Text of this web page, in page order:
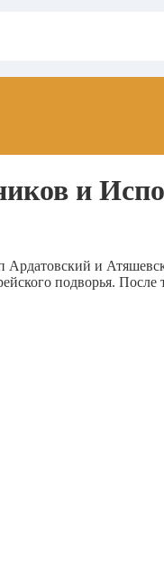
и
и
подворья.